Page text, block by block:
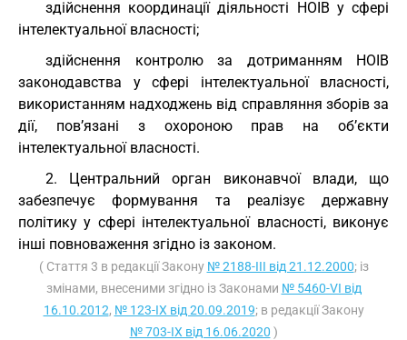
здійснення координації діяльності НОІВ у сфері
інтелектуальної власності;
здійснення контролю за дотриманням НОІВ
законодавства у сфері інтелектуальної власності,
використанням надходжень від справляння зборів за
дії, пов’язані з охороною прав на об’єкти
інтелектуальної власності.
2. Центральний орган виконавчої влади, що
забезпечує формування та реалізує державну
політику у сфері інтелектуальної власності, виконує
інші повноваження згідно із законом.
( Стаття 3 в редакції Закону № 2188-III від 21.12.2000; із
змінами, внесеними згідно із Законами № 5460-VI від
16.10.2012, № 123-IX від 20.09.2019; в редакції Закону
№ 703-IX від 16.06.2020 )